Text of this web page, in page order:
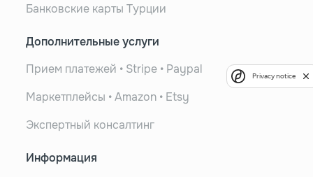
Банковские карты Турции
Дополнительные услуги
Прием платежей • Stripe • Paypal
Маркетплейсы • Amazon • Etsy
Экспертный консалтинг
Информация
Privacy notice